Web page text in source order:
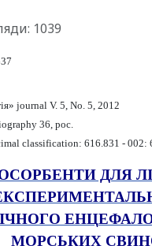
1039
journal V. 5, No. 5, 2012
36, рос.
classification: 616.831 - 002:
ДЛЯ
МОРСЬКИХ